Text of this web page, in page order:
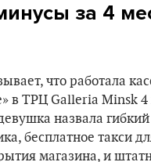
за 4
что работала
в ТРЦ Galleria Minsk
назвала
бесплатное такси
магазина, и